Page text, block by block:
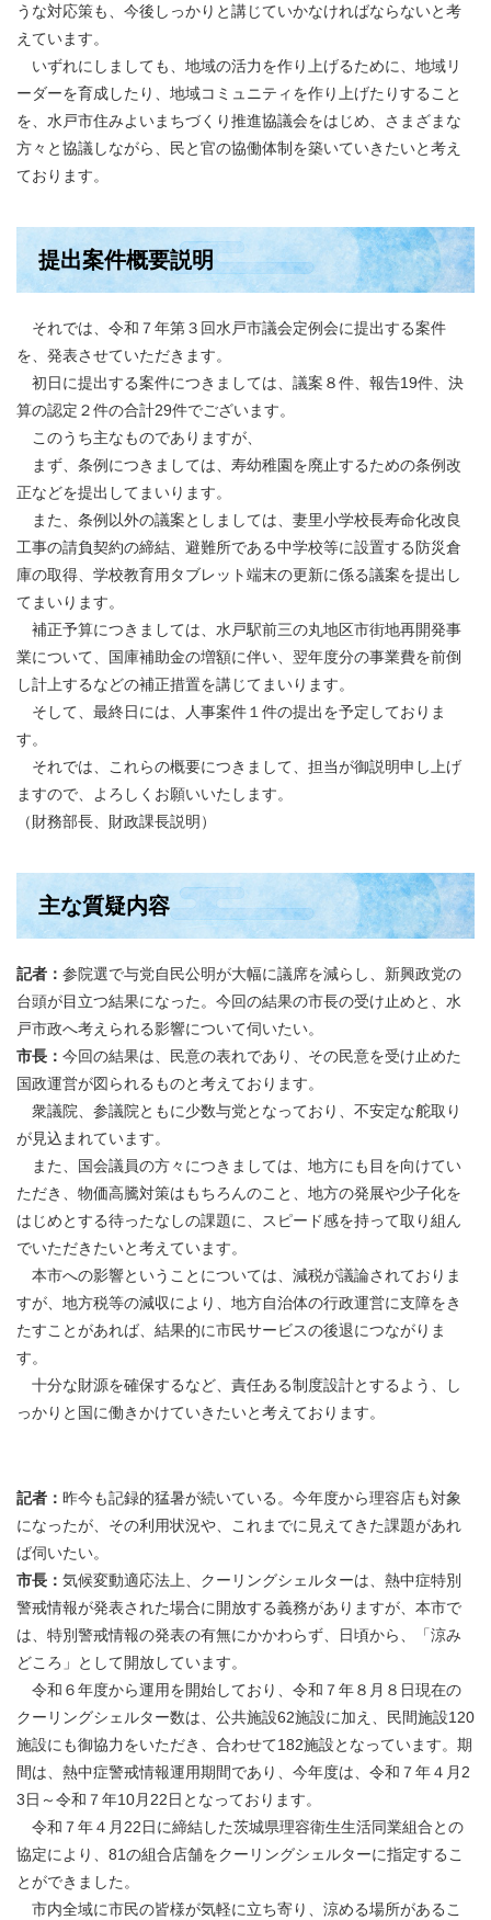
うな対応策も、今後しっかりと講じていかなければならないと考
えています。
いずれにしましても、地域の活力を作り上げるために、地域リ
ーダーを育成したり、地域コミュニティを作り上げたりすること
を、水戸市住みよいまちづくり推進協議会をはじめ、さまざまな
方々と協議しながら、民と官の協働体制を築いていきたいと考え
ております。
提出案件概要説明
それでは、令和７年第３回水戸市議会定例会に提出する案件
を、発表させていただきます。
初日に提出する案件につきましては、議案８件、報告19件、決
算の認定２件の合計29件でございます。
このうち主なものでありますが、
まず、条例につきましては、寿幼稚園を廃止するための条例改
正などを提出してまいります。
また、条例以外の議案としましては、妻里小学校長寿命化改良
工事の請負契約の締結、避難所である中学校等に設置する防災倉
庫の取得、学校教育用タブレット端末の更新に係る議案を提出し
てまいります。
補正予算につきましては、水戸駅前三の丸地区市街地再開発事
業について、国庫補助金の増額に伴い、翌年度分の事業費を前倒
し計上するなどの補正措置を講じてまいります。
そして、最終日には、人事案件１件の提出を予定しておりま
す。
それでは、これらの概要につきまして、担当が御説明申し上げ
ますので、よろしくお願いいたします。
（財務部長、財政課長説明）
主な質疑内容
記者： 参院選で与党自民公明が大幅に議席を減らし、新興政党の
台頭が目立つ結果になった。今回の結果の市長の受け止めと、水
戸市政へ考えられる影響について伺いたい。
市長： 今回の結果は、民意の表れであり、その民意を受け止めた
国政運営が図られるものと考えております。
衆議院、参議院ともに少数与党となっており、不安定な舵取り
が見込まれています。
また、国会議員の方々につきましては、地方にも目を向けてい
ただき、物価高騰対策はもちろんのこと、地方の発展や少子化を
はじめとする待ったなしの課題に、スピード感を持って取り組ん
でいただきたいと考えています。
本市への影響ということについては、減税が議論されておりま
すが、地方税等の減収により、地方自治体の行政運営に支障をき
たすことがあれば、結果的に市民サービスの後退につながりま
す。
十分な財源を確保するなど、責任ある制度設計とするよう、し
っかりと国に働きかけていきたいと考えております。
記者： 昨今も記録的猛暑が続いている。今年度から理容店も対象
になったが、その利用状況や、これまでに見えてきた課題があれ
ば伺いたい。
市長： 気候変動適応法上、クーリングシェルターは、熱中症特別
警戒情報が発表された場合に開放する義務がありますが、本市で
は、特別警戒情報の発表の有無にかかわらず、日頃から、「涼み
どころ」として開放しています。
令和６年度から運用を開始しており、令和７年８月８日現在の
クーリングシェルター数は、公共施設62施設に加え、民間施設120
施設にも御協力をいただき、合わせて182施設となっています。期
間は、熱中症警戒情報運用期間であり、今年度は、令和７年４月2
3日～令和７年10月22日となっております。
令和７年４月22日に締結した茨城県理容衛生生活同業組合との
協定により、81の組合店舗をクーリングシェルターに指定するこ
とができました。
市内全域に市民の皆様が気軽に立ち寄り、涼める場所があるこ